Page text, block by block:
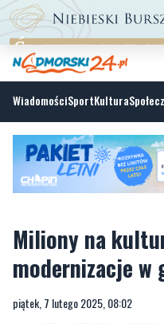
WiadomościSportKultura
Miliony na
piątek, 7 lutego 2025, 08:02